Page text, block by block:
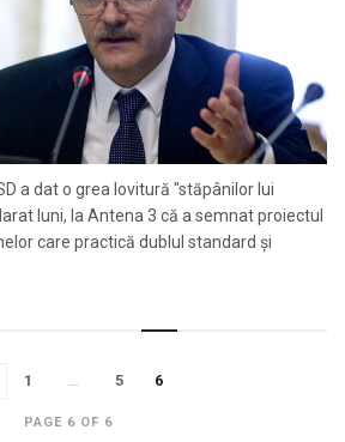
a dat o grea lovitură "stăpânilor lui
luni, la Antena 3 că a semnat proiectul
care practică dublul standard și
PAGE 6 OF 6
1 … 5 6